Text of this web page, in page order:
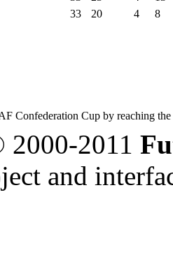
33 20 4 8
Confederation Cup by reaching
2011
and